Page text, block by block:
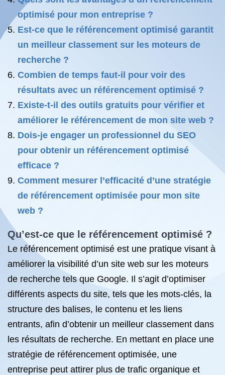
optimisé pour mon entreprise ?
Est-ce que le référencement optimisé garantit
un meilleur classement sur les moteurs de
recherche ?
Combien de temps faut-il pour voir des
résultats avec un référencement optimisé ?
Existe-t-il des outils gratuits pour vérifier et
améliorer le référencement de mon site web ?
Dois-je engager un professionnel du SEO
pour obtenir un référencement optimisé
efficace ?
Comment mesurer l’efficacité d’une stratégie
de référencement optimisée pour mon site
web ?
Qu’est-ce que le référencement optimisé ?
Le référencement optimisé est une pratique visant à
améliorer la visibilité d’un site web sur les moteurs
de recherche tels que Google. Il s’agit d’optimiser
différents aspects du site, tels que les mots-clés, la
structure des balises, le contenu et les liens
entrants, afin d’obtenir un meilleur classement dans
les résultats de recherche. En mettant en place une
stratégie de référencement optimisée, une
entreprise peut attirer plus de trafic organique et